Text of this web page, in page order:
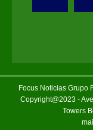
Focus Noticias Grupo
Copyright@2023 -
Towers